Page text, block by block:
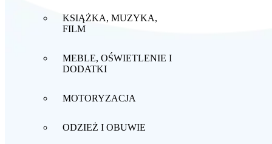
KSIĄŻKA, MUZYKA,
FILM
MEBLE, OŚWIETLENIE I
DODATKI
MOTORYZACJA
ODZIEŻ I OBUWIE